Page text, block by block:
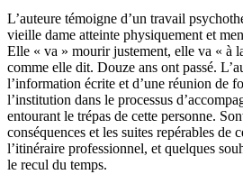
L’auteure témoigne d’un travail
vieille dame atteinte physiquement et
Elle « va » mourir justement, elle va « à
comme elle dit. Douze ans ont passé.
l’information écrite et d’une réunion de
l’institution dans le processus
entourant le trépas de cette personne.
conséquences et les suites repérables de
l’itinéraire professionnel, et quelques
le recul du temps.